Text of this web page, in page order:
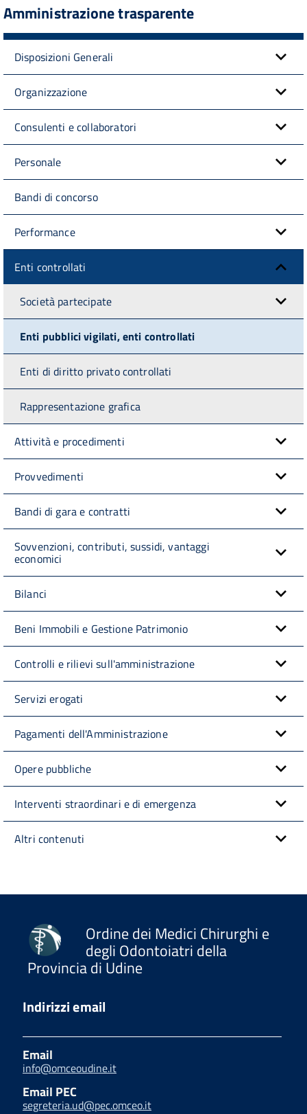
Amministrazione trasparente
Disposizioni Generali
Organizzazione
Consulenti e collaboratori
Personale
Bandi di concorso
Performance
Enti controllati
Società partecipate
Enti pubblici vigilati, enti controllati
Enti di diritto privato controllati
Rappresentazione grafica
Attività e procedimenti
Provvedimenti
Bandi di gara e contratti
Sovvenzioni, contributi, sussidi, vantaggi
economici
Bilanci
Beni Immobili e Gestione Patrimonio
Controlli e rilievi sull'amministrazione
Servizi erogati
Pagamenti dell'Amministrazione
Opere pubbliche
Interventi straordinari e di emergenza
Altri contenuti
Ordine dei Medici Chirurghi e
degli Odontoiatri della
Provincia di Udine
Indirizzi email
Email
info@omceoudine.it
Email PEC
segreteria.ud@pec.omceo.it